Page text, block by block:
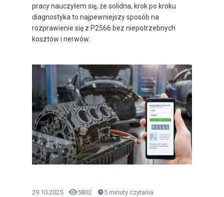
pracy nauczyłem się, że solidna, krok po kroku
diagnostyka to najpewniejszy sposób na
rozprawienie się z P2566 bez niepotrzebnych
kosztów i nerwów.
29.10.2025 5802 5 minuty czytania